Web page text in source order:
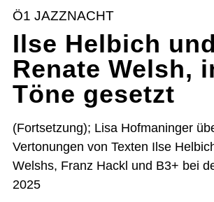
Ö1 JAZZNACHT
Ilse Helbich und
Renate Welsh,
Töne gesetzt
(Fortsetzung); Lisa Hofmaninger
Vertonungen von Texten Ilse
Welshs, Franz Hackl und B3+ bei
2025